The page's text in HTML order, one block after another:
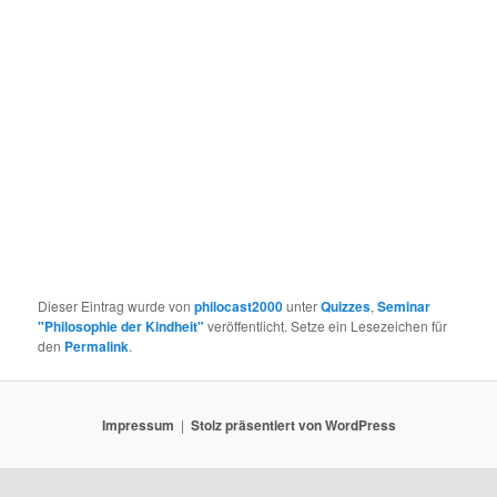
Dieser Eintrag wurde vonphilocast2000unterQuizzes,Seminar
"Philosophie der Kindheit" veröffentlicht. Setze ein Lesezeichen für
den Permalink.
Impressum Stolz präsentiert von WordPress